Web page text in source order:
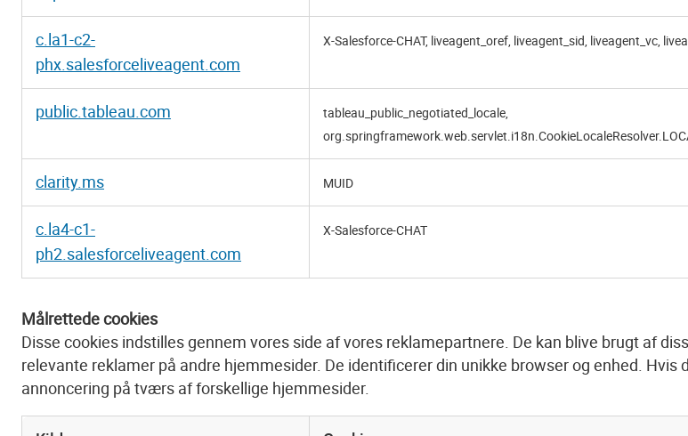
c.la1-c2-
phx.salesforceliveagent.com
X-Salesforce-CHAT, liveagent_oref, liveagent_sid, liveagent_vc,
public.tableau.com
tableau_public_negotiated_locale,
clarity.ms MUID
c.la4-c1-
ph2.salesforceliveagent.com
X-Salesforce-CHAT
Målrettede cookies
Disse cookies indstilles gennem vores side af vores reklamepartnere. De kan blive brugt af
relevante reklamer på andre hjemmesider. De identificerer din unikke browser og enhed.
annoncering på tværs af forskellige hjemmesider.